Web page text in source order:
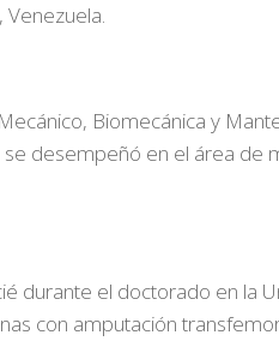
Biomecánica y
desempeñó en el área de
durante el doctorado en la
con amputación